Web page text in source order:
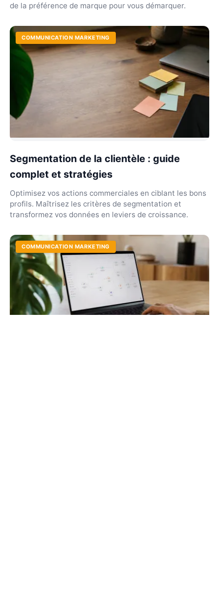
de la préférence de marque pour vous démarquer.
COMMUNICATION MARKETING
Segmentation de la clientèle : guide
complet et stratégies
Optimisez vos actions commerciales en ciblant les bons
profils. Maîtrisez les critères de segmentation et
transformez vos données en leviers de croissance.
COMMUNICATION MARKETING